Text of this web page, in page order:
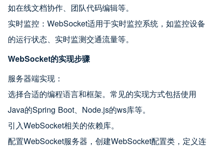
如在线文档协作、团队代码编辑等。
实时监控：WebSocket适用于实时监控系统，如监控设备
的运行状态、实时监测交通流量等。
WebSocket的实现步骤
服务器端实现：
选择合适的编程语言和框架。常见的实现方式包括使用
Java的Spring Boot、Node.js的ws库等。
引入WebSocket相关的依赖库。
配置WebSocket服务器，创建WebSocket配置类，定义连